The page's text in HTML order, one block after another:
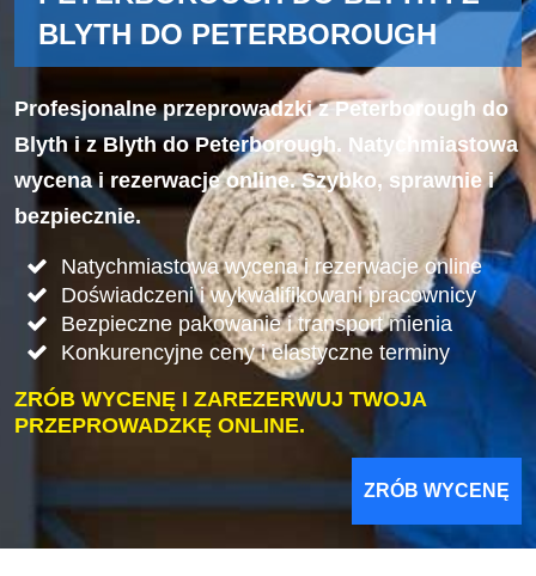
BLYTH DO PETERBOROUGH
Profesjonalne przeprowadzki z Peterborough do
Blyth i z Blyth do Peterborough. Natychmiastowa
wycena i rezerwacje online. Szybko, sprawnie i
bezpiecznie.
Natychmiastowa wycena i rezerwacje online
Doświadczeni i wykwalifikowani pracownicy
Bezpieczne pakowanie i transport mienia
Konkurencyjne ceny i elastyczne terminy
ZRÓB WYCENĘ I ZAREZERWUJ TWOJA
PRZEPROWADZKĘ ONLINE.
ZRÓB WYCENĘ